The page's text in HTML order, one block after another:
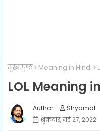
मुख्यपृष्ठ Meaning in Hindi
LOL Meaning
Shyamal
शुक्रवार, मई 27, 2022